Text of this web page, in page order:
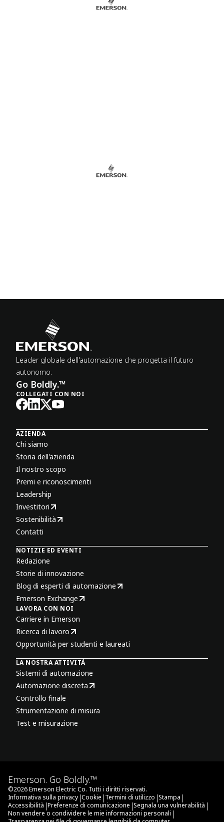
Leader globale dell'automazione che progetta il futuro
autonomo.
Go Boldly.™
COLLEGATI CON NOI
AZIENDA
Chi siamo
Storia dell'azienda
Il nostro scopo
Premi e riconoscimenti
Leadership
Investitori
Sostenibilità
Contatti
NOTIZIE ED EVENTI
Redazione
Storie di innovazione
Blog di esperti di automazione
Emerson Exchange
LAVORA CON NOI
Carriere in Emerson
Ricerca di lavoro
Opportunità per studenti e laureati
LA NOSTRA ATTIVITÀ
Sistemi di automazione
Automazione discreta
Controllo finale
Strumentazione di misura
Test e misurazione
Emerson. Go Boldly.™
©2026Emerson Electric Co. Tutti i diritti riservati.
Informativa sulla privacy |Cookie |Termini di utilizzo |Stampa |
Accessibilità |Preferenze di comunicazione |Segnala una vulnerabilità |
Non vendere o condividere le mie informazioni personali |